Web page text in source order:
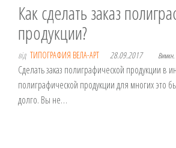
Как сделать заказ
продукции?
від ТИПОГРАФИЯ ВЕЛА-АРТ 28.09.2017 Вимкн.
Сделать заказ полиграфической продукции в
полиграфической продукции для многих это
долго. Вы не…